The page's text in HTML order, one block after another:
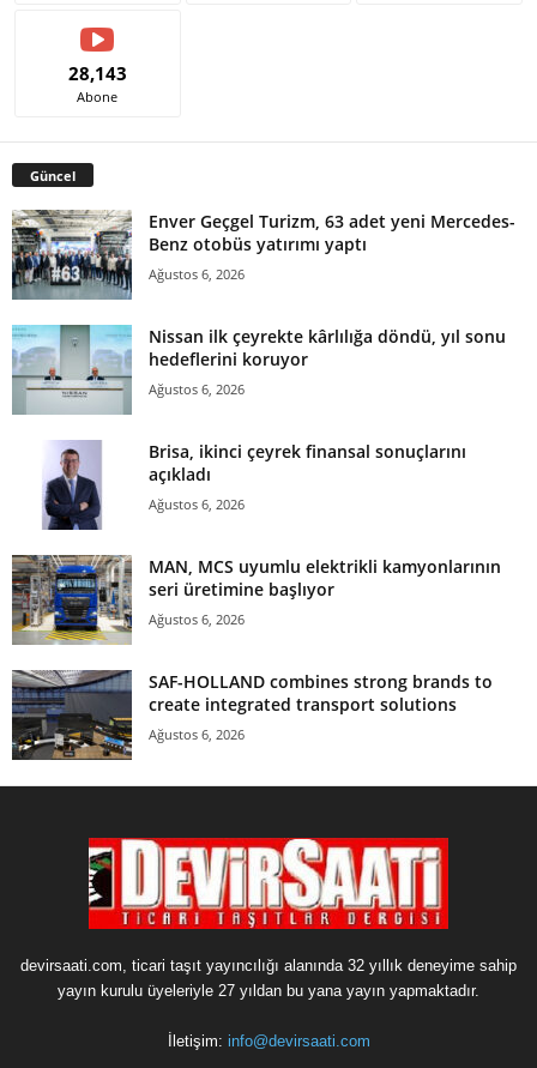
28,143
Abone
Güncel
Enver Geçgel Turizm, 63 adet yeni Mercedes-
Benz otobüs yatırımı yaptı
Ağustos 6, 2026
Nissan ilk çeyrekte kârlılığa döndü, yıl sonu
hedeflerini koruyor
Ağustos 6, 2026
Brisa, ikinci çeyrek finansal sonuçlarını
açıkladı
Ağustos 6, 2026
MAN, MCS uyumlu elektrikli kamyonlarının
seri üretimine başlıyor
Ağustos 6, 2026
SAF-HOLLAND combines strong brands to
create integrated transport solutions
Ağustos 6, 2026
devirsaati.com, ticari taşıt yayıncılığı alanında 32 yıllık deneyime sahip
yayın kurulu üyeleriyle 27 yıldan bu yana yayın yapmaktadır.
İletişim: info@devirsaati.com